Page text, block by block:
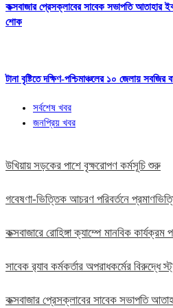
কক্সবাজার প্রেসক্লাবের সাবেক সভাপতি আতাহার
শোক
টানা বৃষ্টিতে দক্ষিণ-পশ্চিমাঞ্চলের ১০ জেলায় সবজির
সর্বশেষ খবর
জনপ্রিয় খবর
উখিয়ায় সড়কের পাশে বৃক্ষরোপণ কর্মসূচি শুরু
গবেষণা-ভিত্তিক আচরণ পরিবর্তনে
কক্সবাজারে রোহিঙ্গা ক্যাম্পে মানবিক
সাবেক র‍্যাব কর্মকর্তার অপরাধকর্মের বিরুদ্ধে
কক্সবাজার প্রেসক্লাবের সাবেক সভাপতি